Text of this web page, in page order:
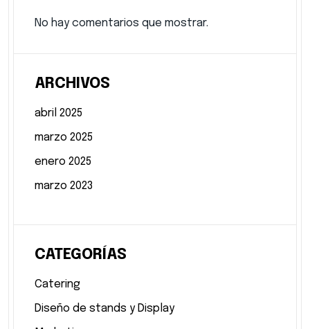
No hay comentarios que mostrar.
ARCHIVOS
abril 2025
marzo 2025
enero 2025
marzo 2023
CATEGORÍAS
Catering
Diseño de stands y Display